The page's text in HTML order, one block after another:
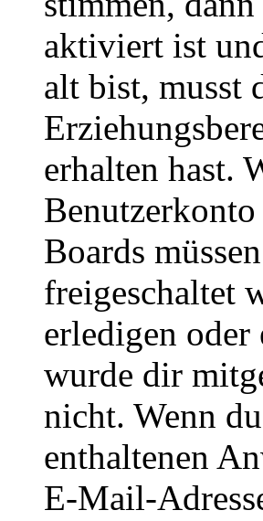
aktiviert ist
alt bist, musst
erhalten hast.
Boards
freigeschaltet
erledigen
wurde dir
nicht. Wenn
enthaltenen
E-Mail-